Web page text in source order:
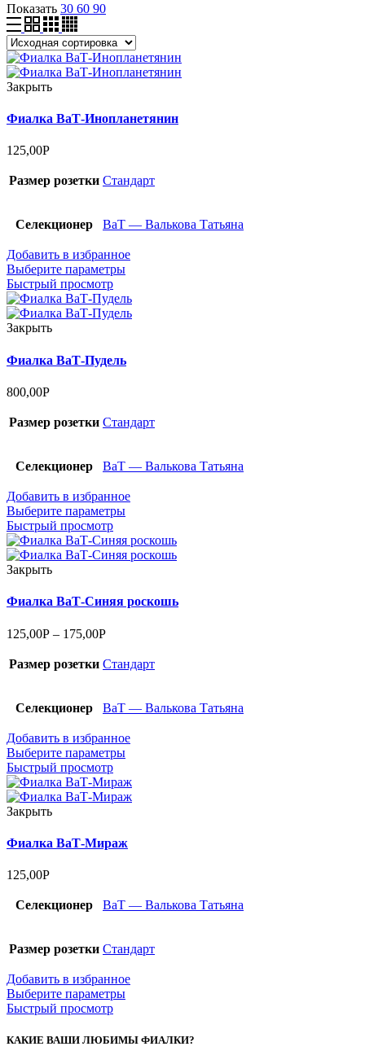
Показать 30 60 90
Закрыть
Фиалка ВаТ-Инопланетянин
125,00Р
Размер розетки Стандарт
Селекционер ВаТ — Валькова Татьяна
Добавить в избранное
Выберите параметры
Быстрый просмотр
Закрыть
Фиалка ВаТ-Пудель
800,00Р
Размер розетки Стандарт
Селекционер ВаТ — Валькова Татьяна
Добавить в избранное
Выберите параметры
Быстрый просмотр
Закрыть
Фиалка ВаТ-Синяя роскошь
125,00Р – 175,00Р
Размер розетки Стандарт
Селекционер ВаТ — Валькова Татьяна
Добавить в избранное
Выберите параметры
Быстрый просмотр
Закрыть
Фиалка ВаТ-Мираж
125,00Р
Селекционер ВаТ — Валькова Татьяна
Размер розетки Стандарт
Добавить в избранное
Выберите параметры
Быстрый просмотр
КАКИЕ ВАШИ ЛЮБИМЫ ФИАЛКИ?